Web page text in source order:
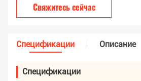
Свяжитесь сейчас
Спецификации Описание
Спецификации